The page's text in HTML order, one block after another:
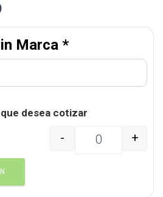
Marca *
desea cotizar
Resaltador Magico en
- +